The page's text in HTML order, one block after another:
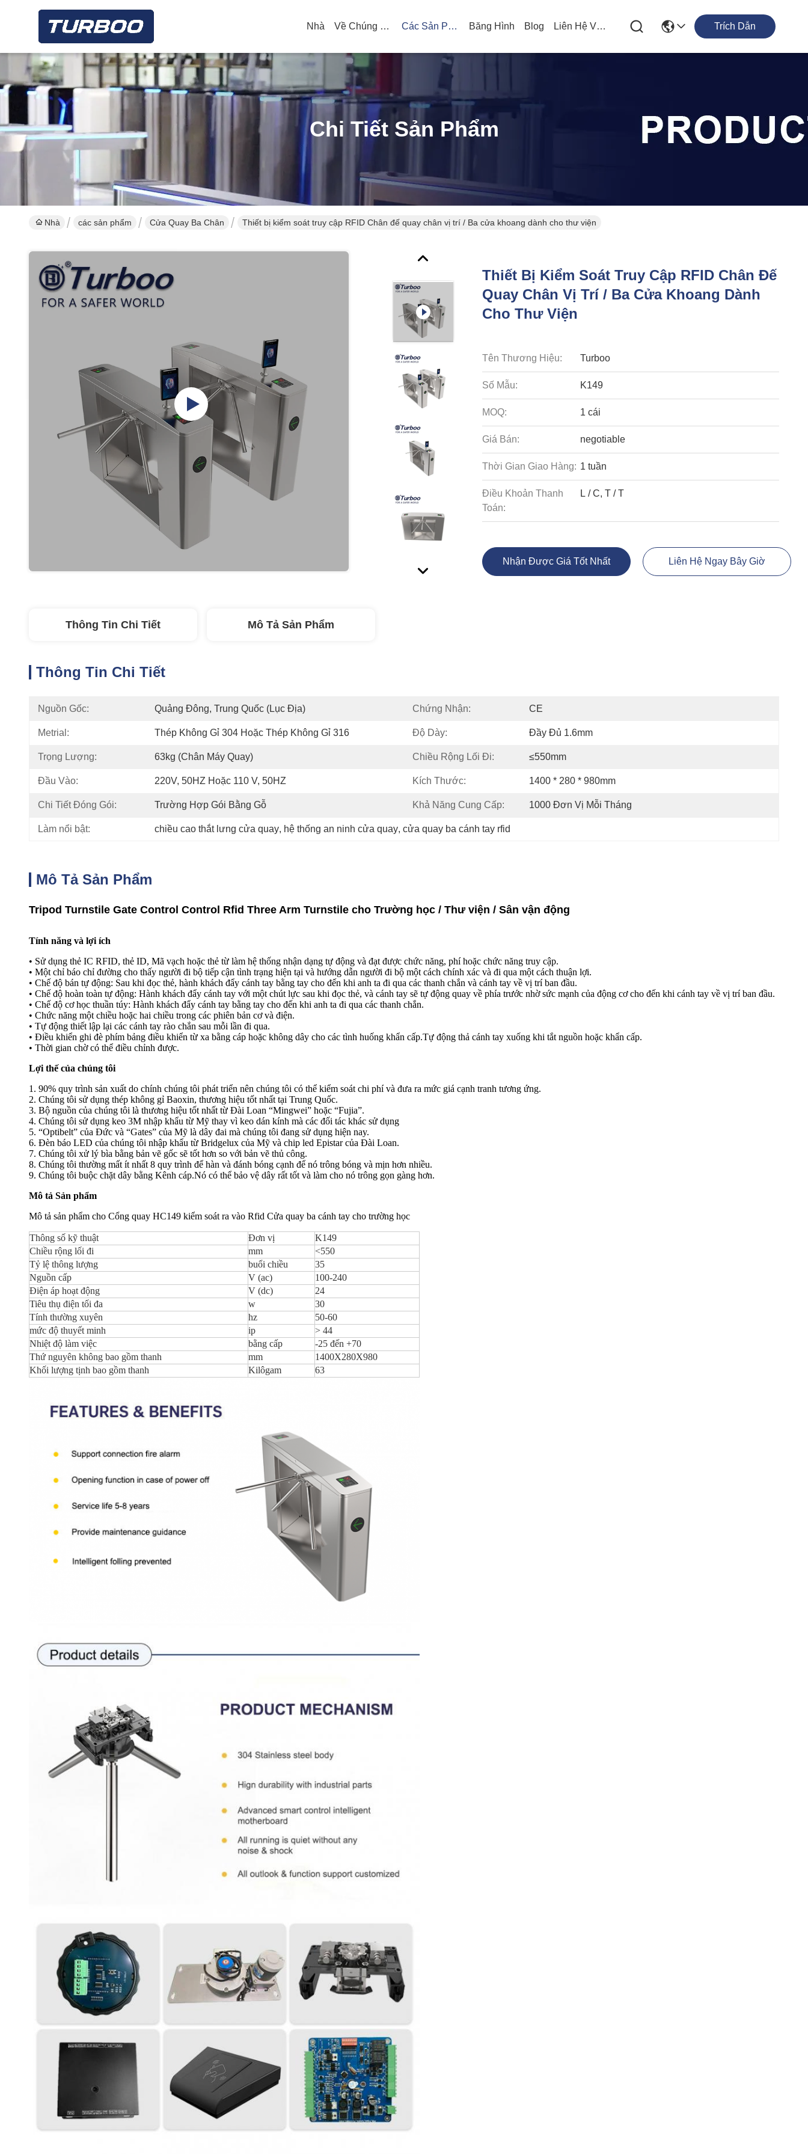
Nhà Về Chúng Tôi Các Sản Phẩm Băng Hình Blog Liên Hệ Với Chúng Tôi Trích Dẫn
Chi Tiết Sản Phẩm
Nhà các sản phẩm Cửa Quay Ba Chân Thiết bị kiểm soát truy cập RFID Chân đế quay chân vị trí / Ba cửa khoang dành cho thư viện
Thiết Bị Kiểm Soát Truy Cập RFID Chân Đế
Quay Chân Vị Trí / Ba Cửa Khoang Dành
Cho Thư Viện
Tên Thương Hiệu: Turboo
Số Mẫu: K149
MOQ: 1 cái
Giá Bán: negotiable
Thời Gian Giao Hàng: 1 tuần
Điều Khoản Thanh
Toán:
L / C, T / T
Nhận Được Giá Tốt Nhất Liên Hệ Ngay Bây Giờ
Thông Tin Chi Tiết Mô Tả Sản Phẩm
Thông Tin Chi Tiết
Nguồn Gốc: Quảng Đông, Trung Quốc (lục Địa) Chứng Nhận: CE
Metrial: Thép Không Gỉ 304 Hoặc Thép Không Gỉ 316 Độ Dày: Đầy Đủ 1.6mm
Trọng Lượng: 63kg (Chân Máy Quay) Chiều Rộng Lối Đi: ≤550mm
Đầu Vào: 220V, 50HZ Hoặc 110 V, 50HZ Kích Thước: 1400 * 280 * 980mm
Chi Tiết Đóng Gói: Trường Hợp Gói Bằng Gỗ Khả Năng Cung Cấp: 1000 Đơn Vị Mỗi Tháng
Làm nổi bật: chiều cao thắt lưng cửa quay, hệ thống an ninh cửa quay, cửa quay ba cánh tay rfid
Mô Tả Sản Phẩm
Tripod Turnstile Gate Control Control Rfid Three Arm Turnstile cho Trường học / Thư viện / Sân vận động
Tính năng và lợi ích
• Sử dụng thẻ IC RFID, thẻ ID, Mã vạch hoặc thẻ từ làm hệ thống nhận dạng tự động và đạt được chức năng, phí hoặc chức năng truy cập.
• Một chỉ báo chỉ đường cho thấy người đi bộ tiếp cận tình trạng hiện tại và hướng dẫn người đi bộ một cách chính xác và đi qua một cách thuận lợi.
• Chế độ bán tự động: Sau khi đọc thẻ, hành khách đẩy cánh tay bằng tay cho đến khi anh ta đi qua các thanh chắn và cánh tay về vị trí ban đầu.
• Chế độ hoàn toàn tự động: Hành khách đẩy cánh tay với một chút lực sau khi đọc thẻ, và cánh tay sẽ tự động quay về phía trước nhờ sức mạnh của động cơ cho đến khi cánh tay về vị trí ban đầu.
• Chế độ cơ học thuần túy: Hành khách đẩy cánh tay bằng tay cho đến khi anh ta đi qua các thanh chắn.
• Chức năng một chiều hoặc hai chiều trong các phiên bản cơ và điện.
• Tự động thiết lập lại các cánh tay rào chắn sau mỗi lần đi qua.
• Điều khiển ghi đè phím bảng điều khiển từ xa bằng cáp hoặc không dây cho các tình huống khẩn cấp.Tự động thả cánh tay xuống khi tắt nguồn hoặc khẩn cấp.
• Thời gian chờ có thể điều chỉnh được.
Lợi thế của chúng tôi
1. 90% quy trình sản xuất do chính chúng tôi phát triển nên chúng tôi có thể kiểm soát chi phí và đưa ra mức giá cạnh tranh tương ứng.
2. Chúng tôi sử dụng thép không gỉ Baoxin, thương hiệu tốt nhất tại Trung Quốc.
3. Bộ nguồn của chúng tôi là thương hiệu tốt nhất từ ​​Đài Loan “Mingwei” hoặc “Fujia”.
4. Chúng tôi sử dụng keo 3M nhập khẩu từ Mỹ thay vì keo dán kính mà các đối tác khác sử dụng
5. “Optibelt” của Đức và “Gates” của Mỹ là dây đai mà chúng tôi đang sử dụng hiện nay.
6. Đèn báo LED của chúng tôi nhập khẩu từ Bridgelux của Mỹ và chip led Epistar của Đài Loan.
7. Chúng tôi xử lý bìa bằng bản vẽ gốc sẽ tốt hơn so với bản vẽ thủ công.
8. Chúng tôi thường mất ít nhất 8 quy trình để hàn và đánh bóng cạnh để nó trông bóng và mịn hơn nhiều.
9. Chúng tôi buộc chặt dây bằng Kênh cáp.Nó có thể bảo vệ dây rất tốt và làm cho nó trông gọn gàng hơn.
Mô tả Sản phẩm
Mô tả sản phẩm cho Cổng quay HC149 kiểm soát ra vào Rfid Cửa quay ba cánh tay cho trường học
Thông số kỹ thuật Đơn vị
K149
Chiều rộng lối đi
mm
<550
Tỷ lệ thông lượng
buổi chiều
35
Nguồn cấp
V (ac)
100-240
Điện áp hoạt động
V (dc)
24
Tiêu thụ điện tối đa
w
30
Tính thường xuyên
hz
50-60
mức độ thuyết minh
ip
> 44
Nhiệt độ làm việc
bằng cấp
-25 đến +70
Thứ nguyên không bao gồm thanh
mm
1400X280X980
Khối lượng tịnh bao gồm thanh
Kilôgam 63